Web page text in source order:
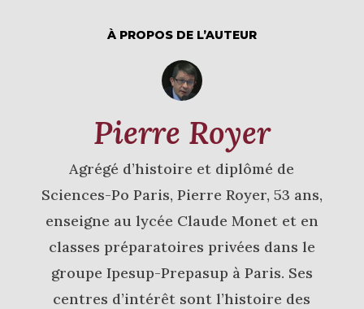
À PROPOS DE L’AUTEUR
Pierre Royer
Agrégé d’histoire et diplômé de
Sciences-Po Paris, Pierre Royer, 53 ans,
enseigne au lycée Claude Monet et en
classes préparatoires privées dans le
groupe Ipesup-Prepasup à Paris. Ses
centres d’intérêt sont l’histoire des